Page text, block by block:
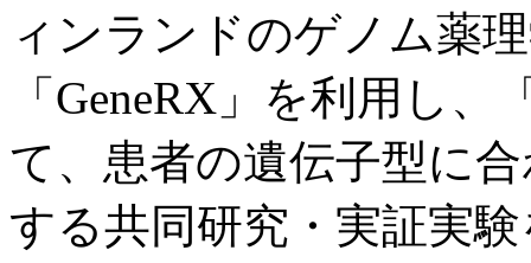
ィンランドのゲノム薬
「GeneRX」を利用し
て、患者の遺伝子型に
する共同研究・実証実